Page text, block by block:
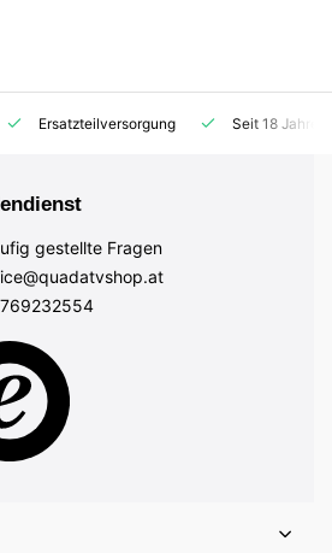
Ersatzteilversorgung Seit 18
gestellte Fragen